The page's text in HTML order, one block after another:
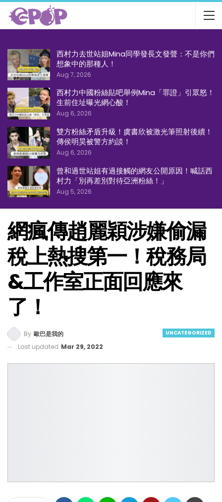
西村力去世站姐Mina同學發長文發聲：不是你們
想象中的那種人！
Aug 7, 2026
西村力中國粉絲貼吧舉例Mina「罪證」引眾怒！
生前住址曝光網心酸！
Aug 6, 2026
雙方粉絲矛盾升級！虞書欣被激光筆照射後續！
傳侯明昊被警方約談！
Aug 6, 2026
曾和過世站姐有過接觸的網友公開原因！喊話西
村力「別再差別對待亞洲粉絲！」
Aug 5, 2026
網瘋傳趙麗穎涉嫌偷漏
稅上熱搜第一！稅務局
&工作室正面回應來
了！
UNCATEGORIZED
By 歐巴是我的
Last updated Mar 29, 2022